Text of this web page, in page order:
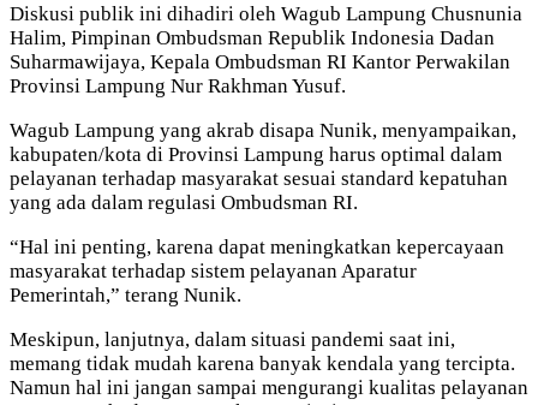
Diskusi publik ini dihadiri oleh Wagub Lampung Chusnunia
Halim, Pimpinan Ombudsman Republik Indonesia Dadan
Suharmawijaya, Kepala Ombudsman RI Kantor Perwakilan
Provinsi Lampung Nur Rakhman Yusuf.
Wagub Lampung yang akrab disapa Nunik, menyampaikan,
kabupaten/kota di Provinsi Lampung harus optimal dalam
pelayanan terhadap masyarakat sesuai standard kepatuhan
yang ada dalam regulasi Ombudsman RI.
“Hal ini penting, karena dapat meningkatkan kepercayaan
masyarakat terhadap sistem pelayanan Aparatur
Pemerintah,” terang Nunik.
Meskipun, lanjutnya, dalam situasi pandemi saat ini,
memang tidak mudah karena banyak kendala yang tercipta.
Namun hal ini jangan sampai mengurangi kualitas pelayanan